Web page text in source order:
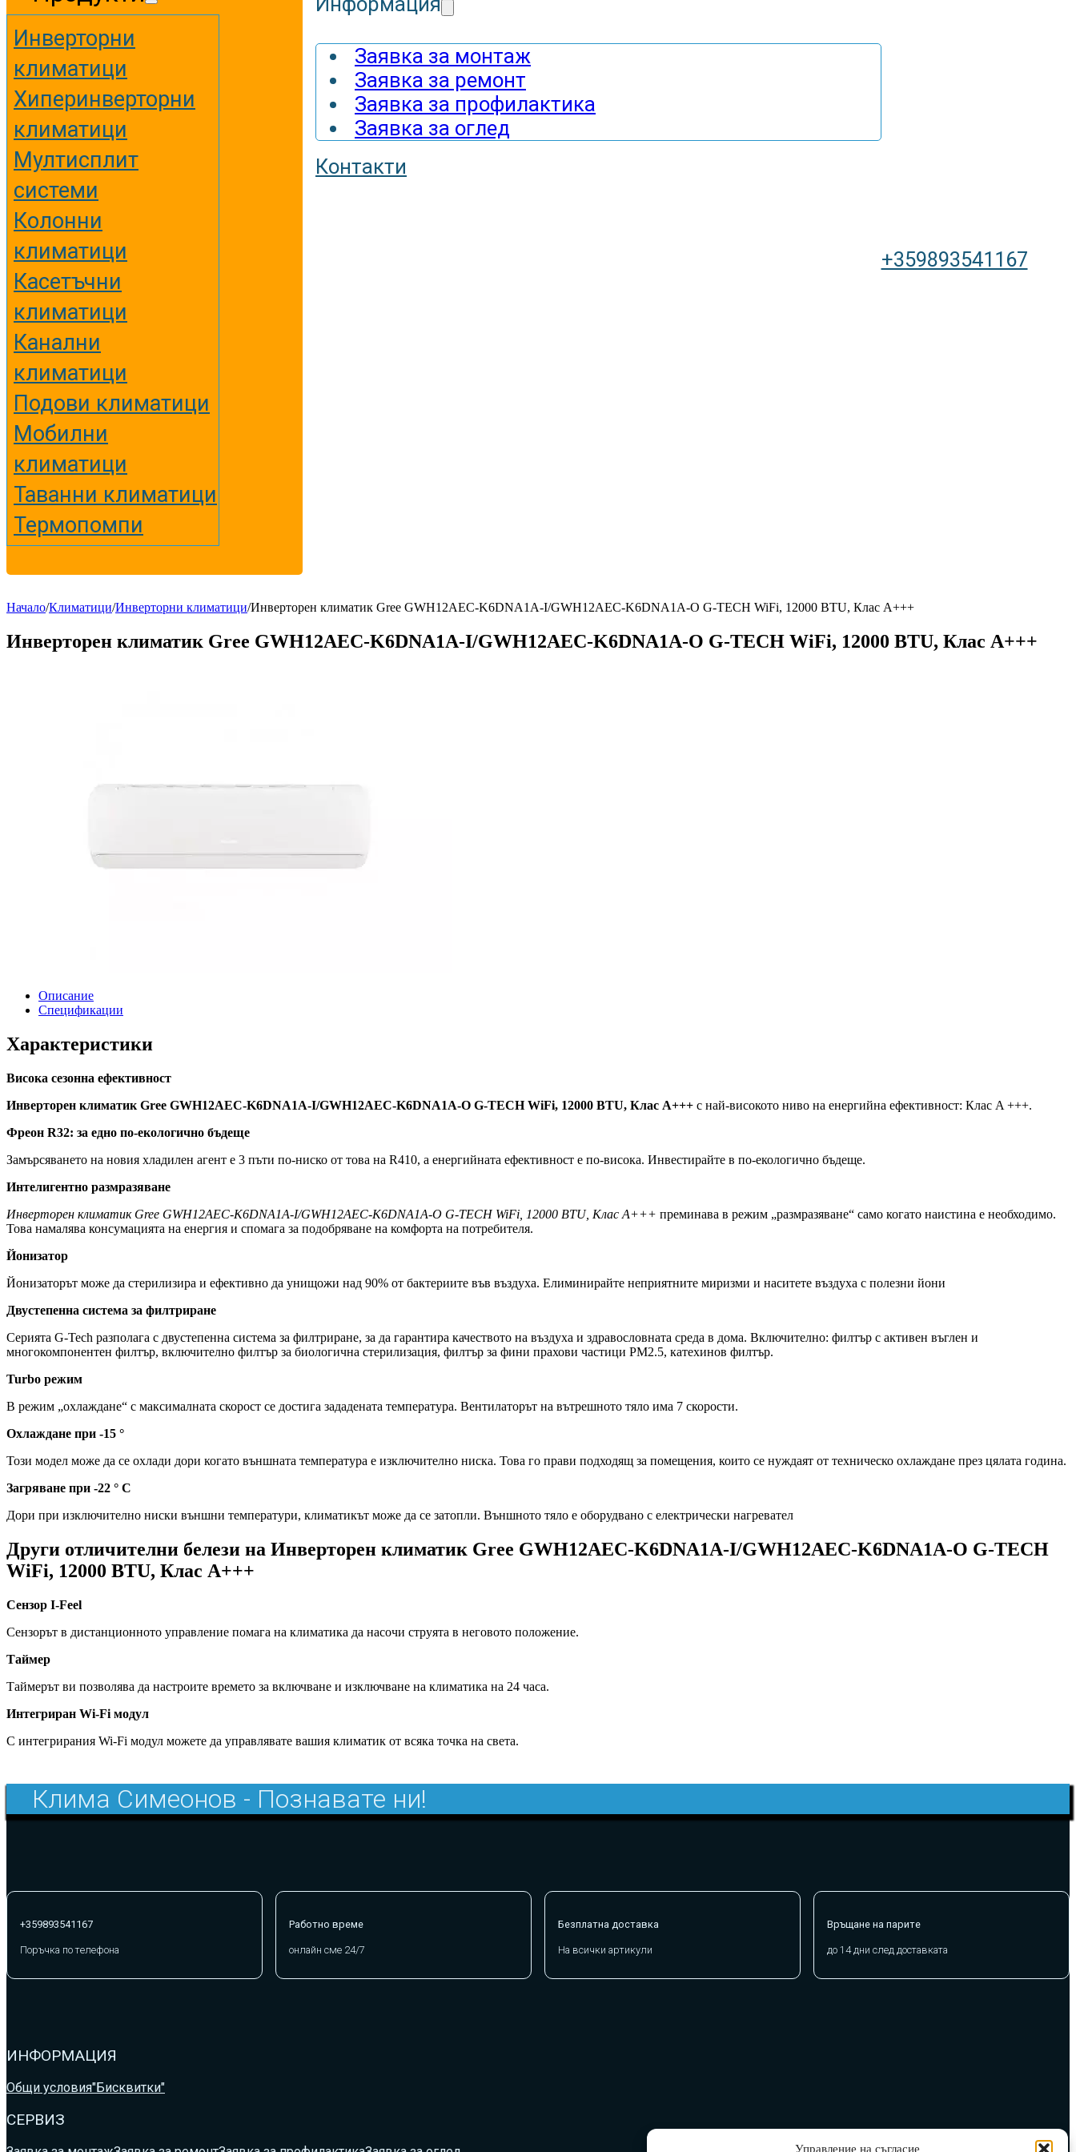
Управление на съгласие
Инверторни
климатици
Хиперинверторни
климатици
Мултисплит
системи
Колонни
климатици
Касетъчни
климатици
Канални
климатици
Подови климатици
Мобилни
климатици
Таванни климатици
Термопомпи
Заявка за монтаж
Заявка за ремонт
Заявка за профилактика
Заявка за оглед
Контакти
+359893541167
Начало/Климатици/Инверторни климатици/Инверторен климатик Gree GWH12AEC-K6DNA1A-I/GWH12AEC-K6DNA1A-O G-TECH WiFi, 12000 BTU, Клас A+++
Инверторен климатик Gree GWH12AEC-K6DNA1A-I/GWH12AEC-K6DNA1A-O G-TECH WiFi, 12000 BTU, Клас A+++
Описание
Спецификации
Характеристики
Висока сезонна ефективност
Инверторен климатик Gree GWH12AEC-K6DNA1A-I/GWH12AEC-K6DNA1A-O G-TECH WiFi, 12000 BTU, Клас A+++ с най-високото ниво на енергийна ефективност: Клас A +++.
Фреон R32: за едно по-екологично бъдеще
Замърсяването на новия хладилен агент е 3 пъти по-ниско от това на R410, а енергийната ефективност е по-висока. Инвестирайте в по-екологично бъдеще.
Интелигентно размразяване
Инверторен климатик Gree GWH12AEC-K6DNA1A-I/GWH12AEC-K6DNA1A-O G-TECH WiFi, 12000 BTU, Клас A+++ преминава в режим „размразяване“ само когато наистина е необходимо.
Това намалява консумацията на енергия и спомага за подобряване на комфорта на потребителя.
Йонизатор
Йонизаторът може да стерилизира и ефективно да унищожи над 90% от бактериите във въздуха. Елиминирайте неприятните миризми и наситете въздуха с полезни йони
Двустепенна система за филтриране
Серията G-Tech разполага с двустепенна система за филтриране, за да гарантира качеството на въздуха и здравословната среда в дома. Включително: филтър с активен въглен и
многокомпонентен филтър, включително филтър за биологична стерилизация, филтър за фини прахови частици PM2.5, катехинов филтър.
Turbo режим
В режим „охлаждане“ с максималната скорост се достига зададената температура. Вентилаторът на вътрешното тяло има 7 скорости.
Охлаждане при -15 °
Този модел може да се охлади дори когато външната температура е изключително ниска. Това го прави подходящ за помещения, които се нуждаят от техническо охлаждане през цялата година.
Загряване при -22 ° C
Дори при изключително ниски външни температури, климатикът може да се затопли. Външното тяло е оборудвано с електрически нагревател
Други отличителни белези на Инверторен климатик Gree GWH12AEC-K6DNA1A-I/GWH12AEC-K6DNA1A-O G-TECH
WiFi, 12000 BTU, Клас A+++
Сензор I-Feel
Сензорът в дистанционното управление помага на климатика да насочи струята в неговото положение.
Таймер
Таймерът ви позволява да настроите времето за включване и изключване на климатика на 24 часа.
Интегриран Wi-Fi модул
С интегрирания Wi-Fi модул можете да управлявате вашия климатик от всяка точка на света.
Клима Симеонов - Познавате ни!
+359893541167
Поръчка по телефона
Работно време
онлайн сме 24/7
Безплатна доставка
На всички артикули
Връщане на парите
до 14 дни след доставката
ИНФОРМАЦИЯ
Общи условия"Бисквитки"
СЕРВИЗ